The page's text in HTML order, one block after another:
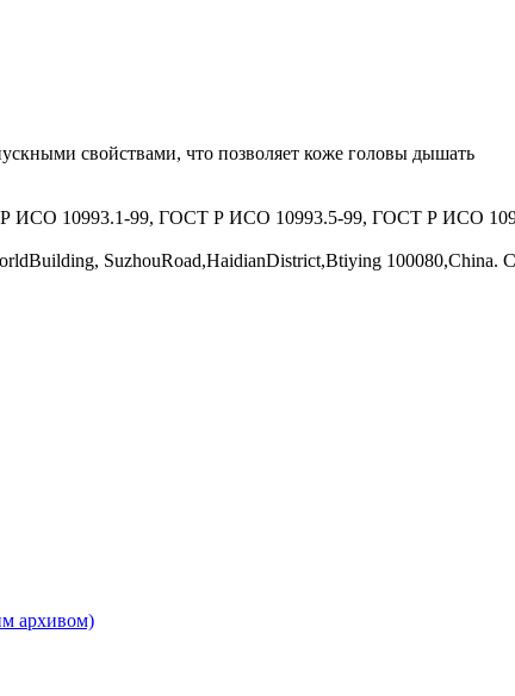
свойствами, что позволяет коже головы дышать
ИСО 10993.1-99, ГОСТ Р ИСО 10993.5-99, ГОСТ Р ИСО
SuzhouRoad,HaidianDistrict,Btiying 100080,China.
архивом)